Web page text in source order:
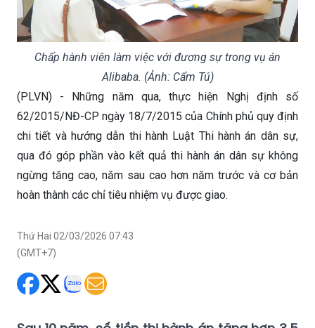
Chấp hành viên làm việc với đương sự trong vụ án
Alibaba. (Ảnh: Cẩm Tú)
(PLVN) - Những năm qua, thực hiện Nghị định số
62/2015/NĐ-CP ngày 18/7/2015 của Chính phủ quy định
chi tiết và hướng dẫn thi hành Luật Thi hành án dân sự,
qua đó góp phần vào kết quả thi hành án dân sự không
ngừng tăng cao, năm sau cao hơn năm trước và cơ bản
hoàn thành các chỉ tiêu nhiệm vụ được giao.
Thứ Hai 02/03/2026 07:43
(GMT+7)